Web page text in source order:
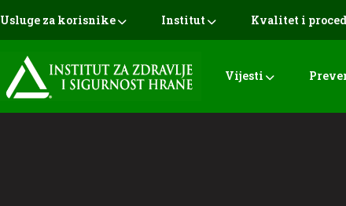
Usluge za korisnike Institut Kvalitet i
Vijesti